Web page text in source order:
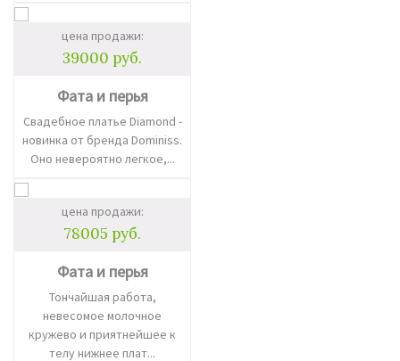
цена продажи:
39000 руб.
Фата и перья
Свадебное платье Diamond -
новинка от бренда Dominiss.
Оно невероятно легкое,...
цена продажи:
78005 руб.
Фата и перья
Тончайшая работа,
невесомое молочное
кружево и приятнейшее к
телу нижнее плат...